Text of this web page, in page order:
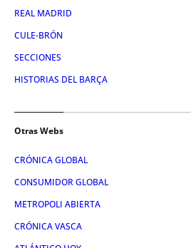
REAL MADRID
CULE-BRÓN
SECCIONES
HISTORIAS DEL BARÇA
Otras Webs
CRÓNICA GLOBAL
CONSUMIDOR GLOBAL
METROPOLI ABIERTA
CRÓNICA VASCA